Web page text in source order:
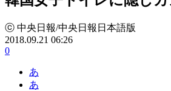
ⓒ 中央日報/中央日報日本語版
2018.09.21 06:26
0
あ
あ